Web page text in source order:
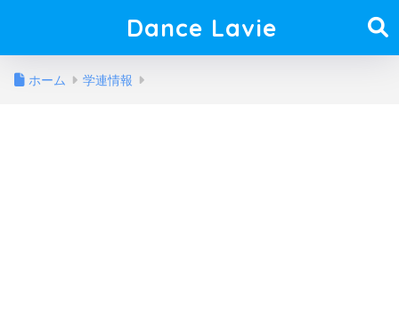
Dance Lavie
ホーム 学連情報